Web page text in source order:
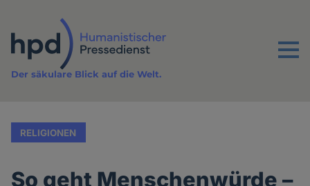
Inhalt
Menu
Der säkulare Blick auf die Welt.
RELIGIONEN
So geht Menschenwürde –